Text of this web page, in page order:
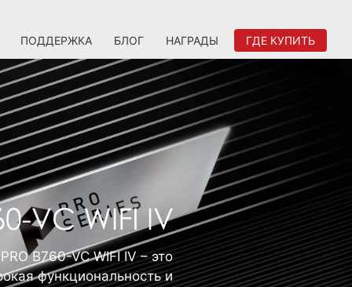
ПОДДЕРЖКА БЛОГ НАГРАДЫ ГДЕ КУПИТЬ
B760-VC WIFI IV – это
функциональность и